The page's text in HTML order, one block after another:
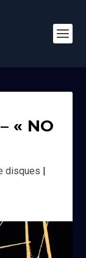
« NO
disques |